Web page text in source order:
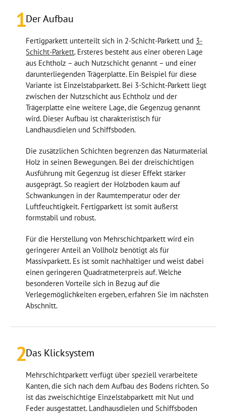
1Der Aufbau
Fertigparkett unterteilt sich in 2-Schicht-Parkett und 3-
Schicht-Parkett. Ersteres besteht aus einer oberen Lage
aus Echtholz – auch Nutzschicht genannt – und einer
darunterliegenden Trägerplatte. Ein Beispiel für diese
Variante ist Einzelstabparkett. Bei 3-Schicht-Parkett liegt
zwischen der Nutzschicht aus Echtholz und der
Trägerplatte eine weitere Lage, die Gegenzug genannt
wird. Dieser Aufbau ist charakteristisch für
Landhausdielen und Schiffsboden.
Die zusätzlichen Schichten begrenzen das Naturmaterial
Holz in seinen Bewegungen. Bei der dreischichtigen
Ausführung mit Gegenzug ist dieser Effekt stärker
ausgeprägt. So reagiert der Holzboden kaum auf
Schwankungen in der Raumtemperatur oder der
Luftfeuchtigkeit. Fertigparkett ist somit äußerst
formstabil und robust.
Für die Herstellung von Mehrschichtparkett wird ein
geringerer Anteil an Vollholz benötigt als für
Massivparkett. Es ist somit nachhaltiger und weist dabei
einen geringeren Quadratmeterpreis auf. Welche
besonderen Vorteile sich in Bezug auf die
Verlegemöglichkeiten ergeben, erfahren Sie im nächsten
Abschnitt.
2Das Klicksystem
Mehrschichtparkett verfügt über speziell verarbeitete
Kanten, die sich nach dem Aufbau des Bodens richten. So
ist das zweischichtige Einzelstabparkett mit Nut und
Feder ausgestattet. Landhausdielen und Schiffsboden